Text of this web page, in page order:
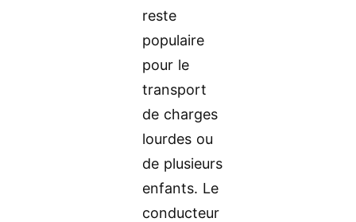
reste
populaire
pour le
transport
de charges
lourdes ou
de plusieurs
enfants. Le
conducteur